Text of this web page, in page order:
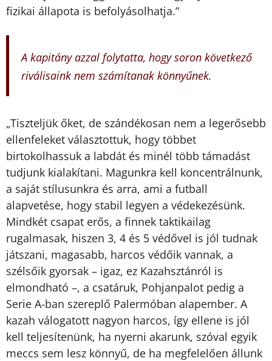
fizikai állapota is befolyásolhatja.”
A kapitány azzal folytatta, hogy soron következő
riválisaink nem számítanak könnyűnek.
„Tiszteljük őket, de szándékosan nem a legerősebb
ellenfeleket választottuk, hogy többet
birtokolhassuk a labdát és minél több támadást
tudjunk kialakítani. Magunkra kell koncentrálnunk,
a saját stílusunkra és arra, ami a futball
alapvetése, hogy stabil legyen a védekezésünk.
Mindkét csapat erős, a finnek taktikailag
rugalmasak, hiszen 3, 4 és 5 védővel is jól tudnak
játszani, magasabb, harcos védőik vannak, a
szélsőik gyorsak – igaz, ez Kazahsztánról is
elmondható –, a csatáruk, Pohjanpalot pedig a
Serie A-ban szereplő Palermóban alapember. A
kazah válogatott nagyon harcos, így ellene is jól
kell teljesítenünk, ha nyerni akarunk, szóval egyik
meccs sem lesz könnyű, de ha megfelelően állunk